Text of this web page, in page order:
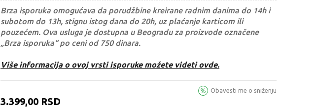
Brza isporuka omogućava da porudžbine kreirane radnim danima do 14h i
subotom do 13h, stignu istog dana do 20h, uz plaćanje karticom ili
pouzećem. Ova usluga je dostupna u Beogradu za proizvode označene
„Brza isporuka“ po ceni od 750 dinara.
Više informacija o ovoj vrsti isporuke možete videti ovde.
3.399,00 RSD
Obavesti me o sniženju